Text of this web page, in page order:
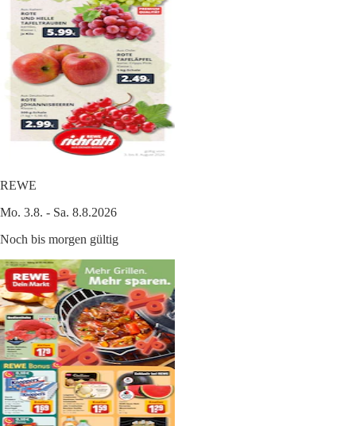
REWE
Mo. 3.8. - Sa. 8.8.2026
Noch bis morgen gültig